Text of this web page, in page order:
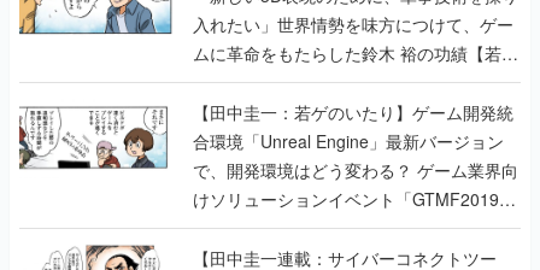
【田中圭一：若ゲのいたり】ゲーム開発統
合環境「Unreal Engine」最新バージョン
で、開発環境はどう変わる？ ゲーム業界向
けソリューションイベント「GTMF2019」
に行って、より理解を深めよう【PR】
【田中圭一連載：サイバーコネクトツー
編】すべての責任はオレが取る。だから、
付いてきてくれないか──男の熱意はチーム
解散の危機を救い、『.hack』成功の活路を